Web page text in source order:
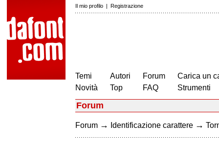
Il mio profilo | Registrazione
Temi
Novità
Autori
Top
Forum
FAQ
Carica un
Strumenti
Forum
Forum → Identificazione carattere →